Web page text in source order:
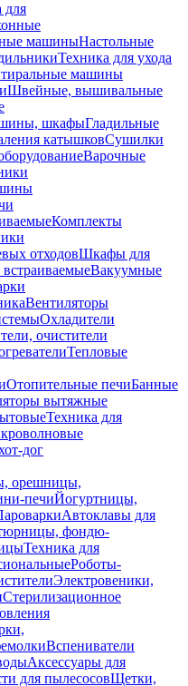
для
машиныНастольные
Техника для ухода
машины
Швейные, вышивальные
шкафыГладильные
катышковСушилки
Варочные
Комплекты
отходовШкафы для
Вакуумные
Вентиляторы
Охладители
очистители
Тепловые
Отопительные печиБанные
вытяжные
Техника для
дог
орешницы,
печиЙогуртницы,
Автоклавы для
фондю-
Техника для
Роботы-
Электровеники,
Стерилизационное
Вспениватели
Аксессуары для
для пылесосовЩетки,